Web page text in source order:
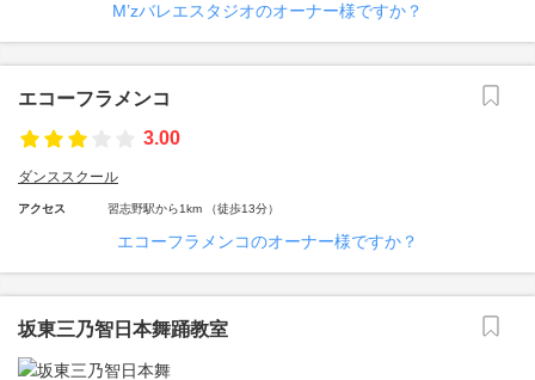
M’zバレエスタジオのオーナー様ですか？
エコーフラメンコ
3.00
ダンススクール
アクセス 習志野駅から1km （徒歩13分）
エコーフラメンコのオーナー様ですか？
坂東三乃智日本舞踊教室